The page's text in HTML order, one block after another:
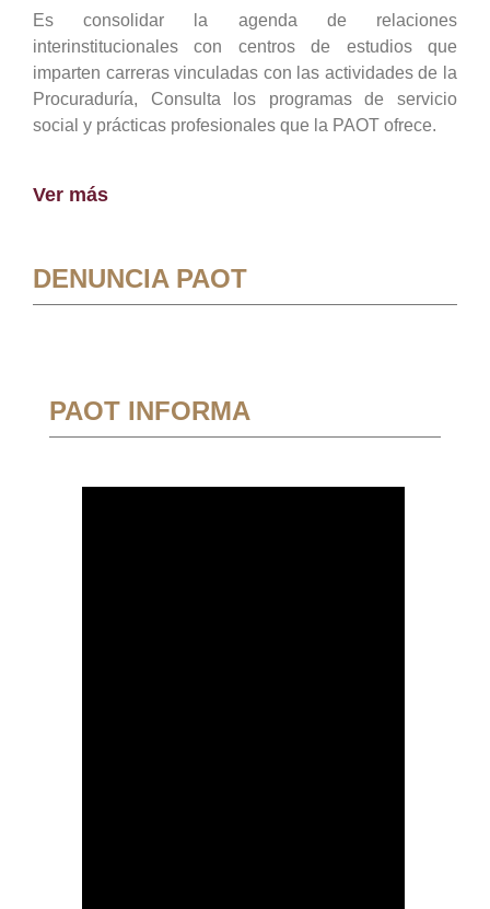
Es consolidar la agenda de relaciones
interinstitucionales con centros de estudios que
imparten carreras vinculadas con las actividades de la
Procuraduría, Consulta los programas de servicio
social y prácticas profesionales que la PAOT ofrece.
Ver más
DENUNCIA PAOT
PAOT INFORMA